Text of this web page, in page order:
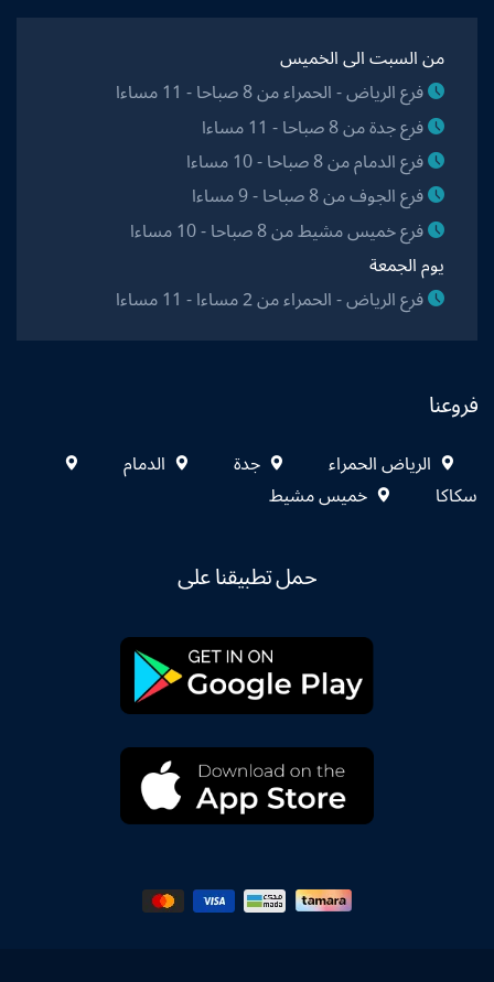
من السبت الى الخميس
فرع الرياض - الحمراء من 8 صباحا - 11 مساءا
فرع جدة من 8 صباحا - 11 مساءا
فرع الدمام من 8 صباحا - 10 مساءا
فرع الجوف من 8 صباحا - 9 مساءا
فرع خميس مشيط من 8 صباحا - 10 مساءا
يوم الجمعة
فرع الرياض - الحمراء من 2 مساءا - 11 مساءا
فروعنا
الرياض الحمراء جدة
الدمام
سكاكا
خميس مشيط
حمل تطبيقنا على